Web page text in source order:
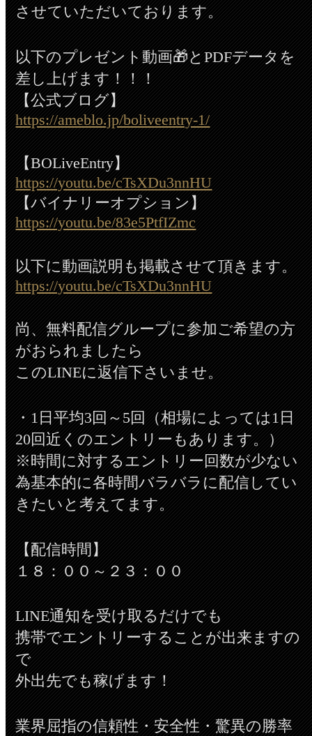
させていただいております。
以下のプレゼント動画🎁とPDFデータを
差し上げます！！！
【公式ブログ】
https://ameblo.jp/boliveentry-1/
【BOLiveEntry】
https://youtu.be/cTsXDu3nnHU
【バイナリーオプション】
https://youtu.be/83e5PtfIZmc
以下に動画説明も掲載させて頂きます。
https://youtu.be/cTsXDu3nnHU
尚、無料配信グループに参加ご希望の方
がおられましたら
このLINEに返信下さいませ。
・1日平均3回～5回（相場によっては1日
20回近くのエントリーもあります。）
※時間に対するエントリー回数が少ない
為基本的に各時間バラバラに配信してい
きたいと考えてます。
【配信時間】
１８：００～２３：００
LINE通知を受け取るだけでも
携帯でエントリーすることが出来ますの
で
外出先でも稼げます！
業界屈指の信頼性・安全性・驚異の勝率